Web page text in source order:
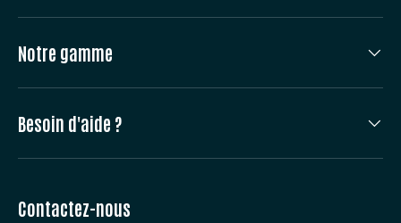
Notre gamme
Besoin d'aide ?
Contactez-nous